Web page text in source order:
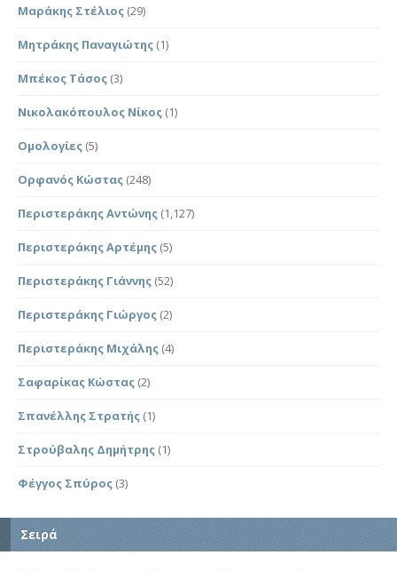
Μαράκης Στέλιος (29)
Μητράκης Παναγιώτης (1)
Μπέκος Τάσος (3)
Νικολακόπουλος Νίκος (1)
Ομολογίες (5)
Ορφανός Κώστας (248)
Περιστεράκης Αντώνης (1,127)
Περιστεράκης Αρτέμης (5)
Περιστεράκης Γιάννης (52)
Περιστεράκης Γιώργος (2)
Περιστεράκης Μιχάλης (4)
Σαφαρίκας Κώστας (2)
Σπανέλλης Στρατής (1)
Στρούβαλης Δημήτρης (1)
Φέγγος Σπύρος (3)
Σειρά